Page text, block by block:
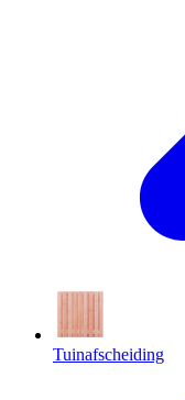
Tuinafscheiding